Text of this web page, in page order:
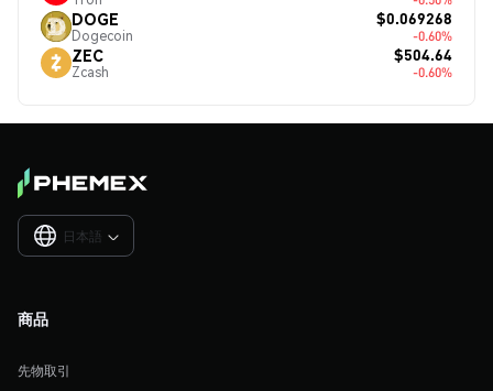
DOGE
Dogecoin
$0.069268
-0.60%
ZEC
Zcash
$504.64
-0.60%
日本語 
商品
先物取引